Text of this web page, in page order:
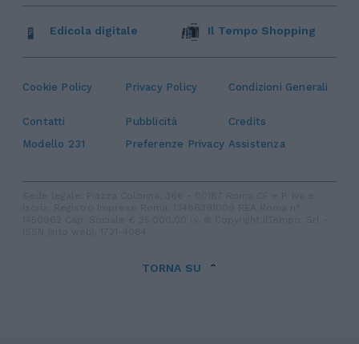
Cookie Policy Privacy Policy Condizioni Generali
Contatti Pubblicità
Credits
Modello 231
Preferenze Privacy Assistenza
Edicola digitale Il Tempo Shopping
TORNA SU